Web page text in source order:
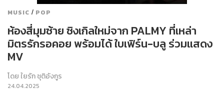
MUSIC / POP
ห้องสี่มุมซ้าย ซิงเกิลใหม่จาก PALMY ที่เหล่า
มิตรรักรอคอย พร้อมได้ ใบเฟิร์น-บลู ร่วมแสดง
MV
โดยใยรัก ชุติอังกูร
24.04.2025